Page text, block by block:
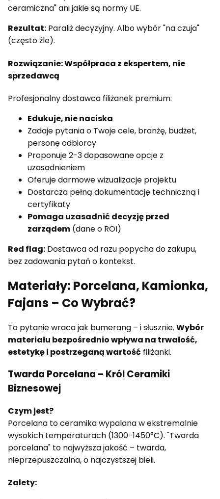
ceramiczna" ani jakie są normy UE.
Rezultat: Paraliż decyzyjny. Albo wybór "na czuja"
(często źle).
Rozwiązanie: Współpraca z ekspertem, nie
sprzedawcą
Profesjonalny dostawca filiżanek premium:
Edukuje, nie naciska
Zadaje pytania o Twoje cele, branżę, budżet,
personę odbiorcy
Proponuje 2-3 dopasowane opcje z
uzasadnieniem
Oferuje darmowe wizualizacje projektu
Dostarcza pełną dokumentację techniczną i
certyfikaty
Pomaga uzasadnić decyzję przed
zarządem (dane o ROI)
Red flag: Dostawca od razu popycha do zakupu,
bez zadawania pytań o kontekst.
Materiały: Porcelana, Kamionka,
Fajans – Co Wybrać?
To pytanie wraca jak bumerang – i słusznie. Wybór
materiału bezpośrednio wpływa na trwałość,
estetykę i postrzeganą wartość filiżanki.
Twarda Porcelana – Król Ceramiki
Biznesowej
Czym jest?
Porcelana to ceramika wypalana w ekstremalnie
wysokich temperaturach (1300-1450°C). "Twarda
porcelana" to najwyższa jakość – twarda,
nieprzepuszczalna, o najczystszej bieli.
Zalety: